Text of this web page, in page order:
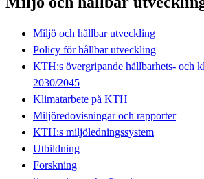
Miljö och hållbar utveckling
Policy för hållbar utveckling
KTH:s övergripande hållbarhets- och
2030/2045
Klimatarbete på KTH
Miljöredovisningar och rapporter
KTH:s miljöledningssystem
Utbildning
Forskning